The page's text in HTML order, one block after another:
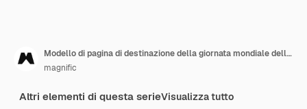
Modello di pagina di destinazione della giornata mondiale della bicicletta con persona che usa la bicicletta
magnific
Altri elementi di questa serieVisualizza tutto